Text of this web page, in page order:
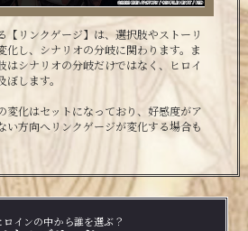
【リンクゲージ】は、選択肢やストーリ
化し、シナリオの分岐に関わります。ま
はシナリオの分岐だけではなく、ヒロイ
します。
変化はセットになっており、好感度がア
い方向へリンクゲージが変化する場合も
ロインの中から誰を選ぶ？